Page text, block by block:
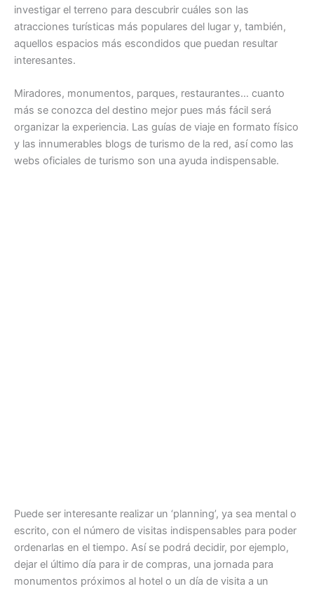
investigar el terreno para descubrir cuáles son las
atracciones turísticas más populares del lugar y, también,
aquellos espacios más escondidos que puedan resultar
interesantes.
Miradores, monumentos, parques, restaurantes… cuanto
más se conozca del destino mejor pues más fácil será
organizar la experiencia. Las guías de viaje en formato físico
y las innumerables blogs de turismo de la red, así como las
webs oficiales de turismo son una ayuda indispensable.
Puede ser interesante realizar un ‘planning’, ya sea mental o
escrito, con el número de visitas indispensables para poder
ordenarlas en el tiempo. Así se podrá decidir, por ejemplo,
dejar el último día para ir de compras, una jornada para
monumentos próximos al hotel o un día de visita a un